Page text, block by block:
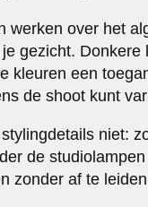
werken over het
gezicht.
kleuren een
de shoot kunt
niet:
de
zonder af te